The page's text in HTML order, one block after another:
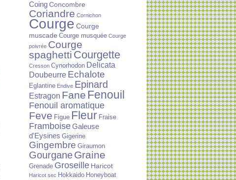
CoingConcombre
Coriandre Cornichon
Courge Courge
muscade Courge musquée Courge
poivrée Courge
spaghetti Courgette
Cresson Cynorhodon Delicata
Doubeurre Echalote
Eglantine Endive Epinard
Estragon Fane Fenouil
Fenouil aromatique
Feve Figue Fleur Fraise
FramboiseGaleuse
d'Eysines Gigerine
Gingembre Giraumon
GourganeGraine
Grenade Groseille Haricot
Haricot sec Hokkaido Honeyboat